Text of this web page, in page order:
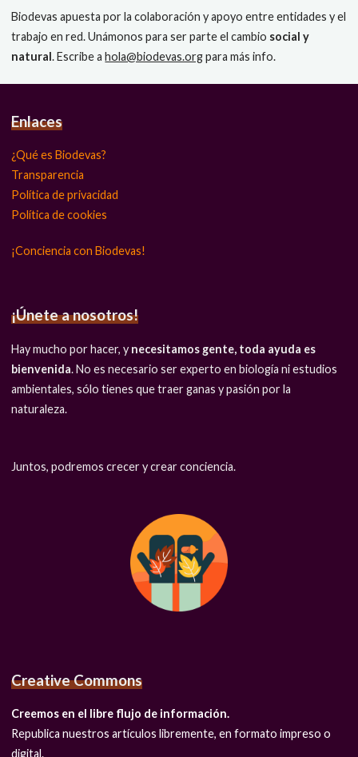
Biodevas apuesta por la colaboración y apoyo entre entidades y el
trabajo en red. Unámonos para ser parte el cambio social y
natural. Escribe ahola@biodevas.orgpara más info.
Enlaces
¿Qué es Biodevas?
Transparencia
Política de privacidad
Política de cookies
¡Conciencia con Biodevas!
¡Únete a nosotros!
Hay mucho por hacer, y necesitamos gente, toda ayuda es
bienvenida. No es necesario ser experto en biología ni estudios
ambientales, sólo tienes que traer ganas y pasión por la
naturaleza.
Juntos, podremos crecer y crear conciencia.
Creative Commons
Creemos en el libre flujo de información.
Republica nuestros artículos libremente, en formato impreso o
digital.